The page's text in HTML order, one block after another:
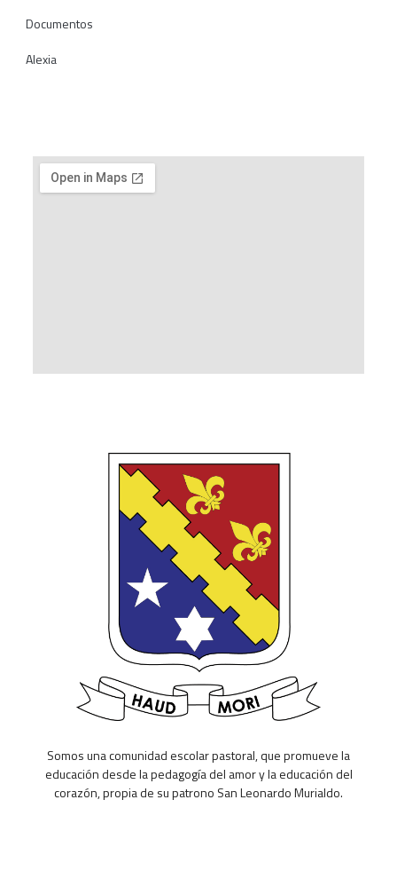
Somos una comunidad escolar pastoral, que promueve la
educación desde la pedagogía del amor y la educación del
corazón, propia de su patrono San Leonardo Murialdo.
Documentos
Alexia